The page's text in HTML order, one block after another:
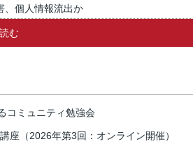
、個人情報流出か
む
コミュニティ勉強会
座（2026年第3回：オンライン開催）